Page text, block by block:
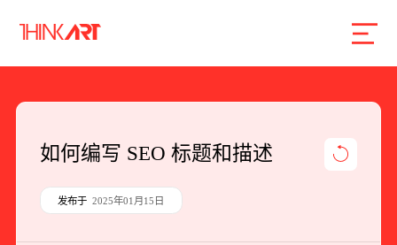
如何编写 SEO 标题和描述
发布于 2025年01月15日